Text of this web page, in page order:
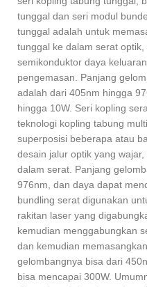
tunggal dan seri modul
tunggal adalah untuk
tunggal ke dalam serat
semikonduktor daya
pengemasan. Panjang
adalah dari 405nm hingga
hingga 10W. Seri kopling
teknologi kopling tabung
superposisi beberapa atau
desain jalur optik yang
dalam serat. Panjang
976nm, dan daya dapat
bundling serat digunakan
rakitan laser yang
kemudian menggabungkan
dan kemudian
gelombangnya bisa dari
bisa mencapai 300W.